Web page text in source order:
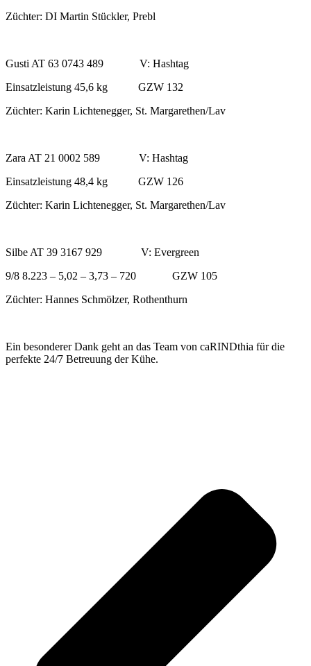
Züchter: DI Martin Stückler, Prebl
Gusti AT 63 0743 489 V: Hashtag
Einsatzleistung 45,6 kg GZW 132
Züchter: Karin Lichtenegger, St. Margarethen/Lav
Zara AT 21 0002 589 V: Hashtag
Einsatzleistung 48,4 kg GZW 126
Züchter: Karin Lichtenegger, St. Margarethen/Lav
Silbe AT 39 3167 929 V: Evergreen
9/8 8.223 – 5,02 – 3,73 – 720 GZW 105
Züchter: Hannes Schmölzer, Rothenthurn
Ein besonderer Dank geht an das Team von caRINDthia für die
perfekte 24/7 Betreuung der Kühe.